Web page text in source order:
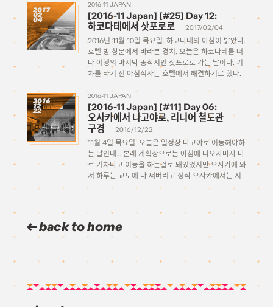
2017
02
04
2016-11 JAPAN
[2016-11 Japan] [#25] Day 12:
하코다테에서 삿포로로
2017/02/04
2016년 11월 10일 목요일. 하코다테의 아침이 밝았다.
호텔 방 창문에서 바라본 경치. 오늘은 하코다테를 떠
나 여행의 마지막 종착지인 삿포로로 가는 날이다. 기
차를 타기 전 아침식사는 호텔에서 해결하기로 했다.
인점 찾기도 어려운 고로… 흔한 호텔 뷔페 […]
2016
12
22
2016-11 JAPAN
[2016-11 Japan] [#11] Day 06:
오사카에서 나고야로, 리니어 철도관
구경
2016/12/22
11월 4일 목요일. 오늘은 일정상 나고야로 이동해야하
는 날인데… 본래 계획상으로는 아침에 나오자마자 바
로 기차타고 이동을 하는걸로 돼있었지만 오사카에 와
서 하루는 교토에 다 써버리고 정작 오사카에서는 시
간을 하나도 못 보내고 가는게 뭔가 아까워서, 계획을
back to home